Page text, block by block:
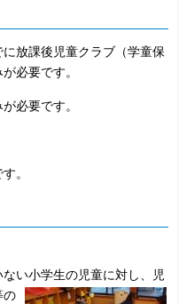
放課後児童クラブ（学童保
必要です。
必要です。
。
い小学生の児童に対し、児
の